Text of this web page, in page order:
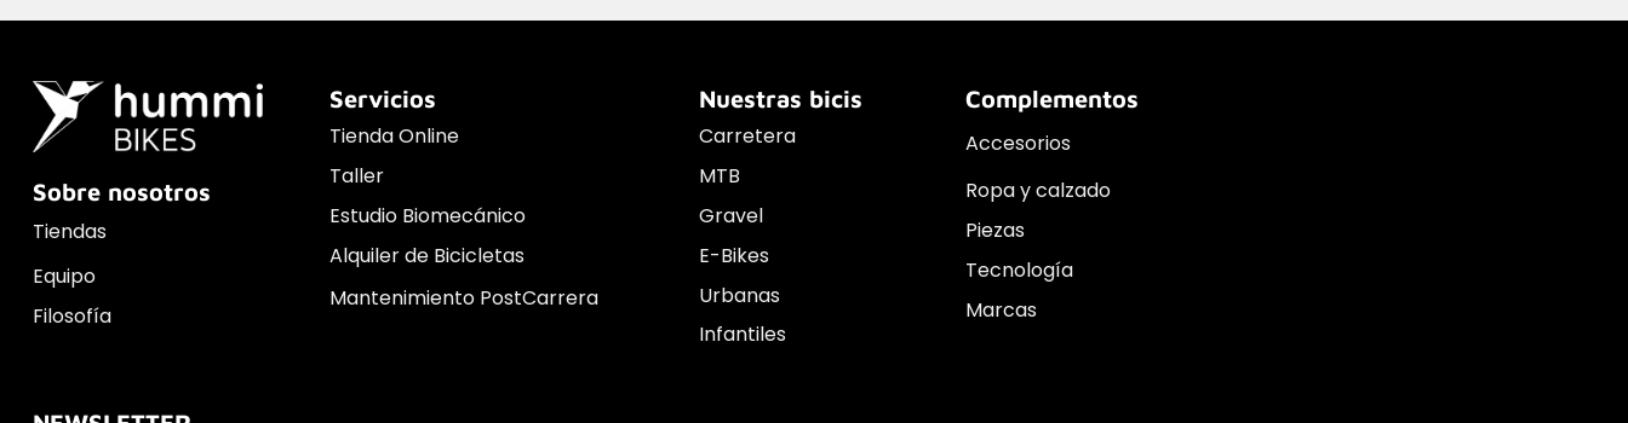
Sobre nosotros
Tiendas
Equipo
Filosofía
Servicios
Tienda Online
Taller
Estudio Biomecánico
Alquiler de Bicicletas
Mantenimiento PostCarrera
Nuestras bicis
Carretera
MTB
Gravel
E-Bikes
Urbanas
Infantiles
Complementos
Accesorios
Ropa y calzado
Piezas
Tecnología
Marcas